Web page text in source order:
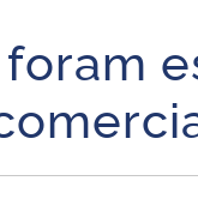
do Brasil